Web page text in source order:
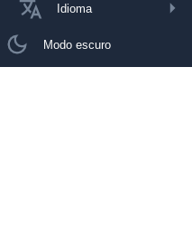
Idioma
Modo escuro